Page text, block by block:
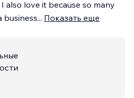
also love it because so many
business... Показать еще